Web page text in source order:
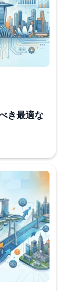
き最適な